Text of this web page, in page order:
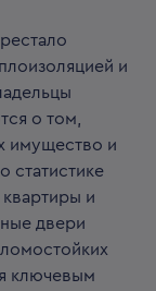
и
о том,
имущество и
статистике
и
двери
ключевым